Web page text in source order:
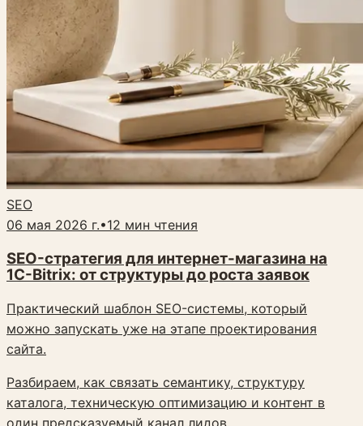
SEO
06 мая 2026 г.•12 мин чтения
SEO-стратегия для интернет-магазина на
1C-Bitrix: от структуры до роста заявок
Практический шаблон SEO-системы, который
можно запускать уже на этапе проектирования
сайта.
Разбираем, как связать семантику, структуру
каталога, техническую оптимизацию и контент в
один предсказуемый канал лидов.